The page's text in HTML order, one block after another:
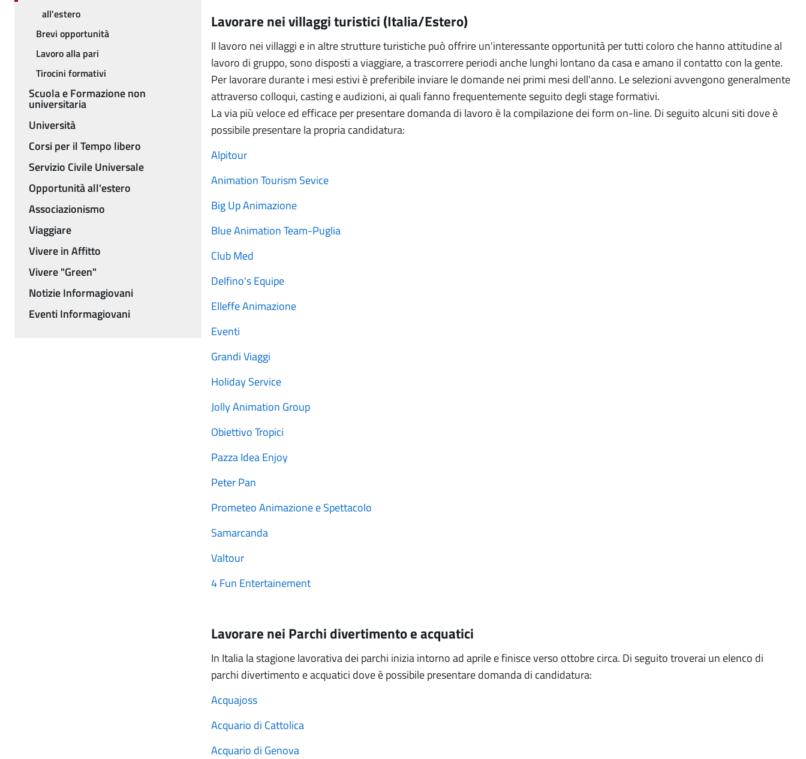
Lavorare nei villaggi turistici (Italia/Estero)
Il lavoro nei villaggi e in altre strutture turistiche può offrire un'interessante opportunità per tutti coloro che hanno attitudine al
lavoro di gruppo, sono disposti a viaggiare, a trascorrere periodi anche lunghi lontano da casa e amano il contatto con la gente.
Per lavorare durante i mesi estivi è preferibile inviare le domande nei primi mesi dell'anno. Le selezioni avvengono generalmente
attraverso colloqui, casting e audizioni, ai quali fanno frequentemente seguito degli stage formativi.
La via più veloce ed efficace per presentare domanda di lavoro è la compilazione dei form on-line. Di seguito alcuni siti dove è
possibile presentare la propria candidatura:
Alpitour
Animation Tourism Sevice
Big Up Animazione
Blue Animation Team-Puglia
Club Med
Delfino's Equipe
Elleffe Animazione
Eventi
Grandi Viaggi
Holiday Service
Jolly Animation Group
Obiettivo Tropici
Pazza Idea Enjoy
Peter Pan
Prometeo Animazione e Spettacolo
Samarcanda
Valtour
4 Fun Entertainement
Lavorare nei Parchi divertimento e acquatici
In Italia la stagione lavorativa dei parchi inizia intorno ad aprile e finisce verso ottobre circa. Di seguito troverai un elenco di
parchi divertimento e acquatici dove è possibile presentare domanda di candidatura:
Acquajoss
Acquario di Cattolica
Acquario di Genova
all'estero
Brevi opportunità
Lavoro alla pari
Tirocini formativi
Scuola e Formazione non
universitaria
Università
Corsi per il Tempo libero
Servizio Civile Universale
Opportunità all'estero
Associazionismo
Viaggiare
Vivere in Affitto
Vivere "Green"
Notizie Informagiovani
Eventi Informagiovani